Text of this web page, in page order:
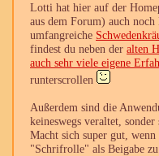
Lotti hat hier auf der
aus dem Forum) auch
umfangreiche
findest du neben der alten
auch sehr viele eigene
runterscrollen
Außerdem sind die
keineswegs veraltet,
Macht sich super gut,
"Schrifrolle" als Beigabe